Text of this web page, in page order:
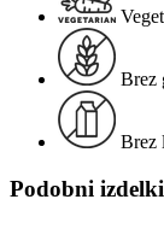
Brez
Brez
Podobni izdelki